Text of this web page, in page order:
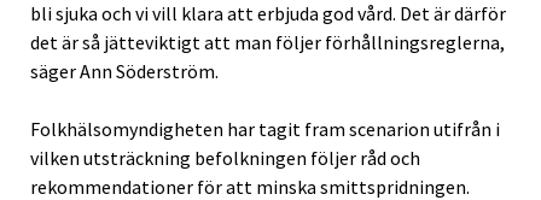
bli sjuka och vi vill klara att erbjuda god vård. Det är därför
det är så jätteviktigt att man följer förhållningsreglerna,
säger Ann Söderström.
Folkhälsomyndigheten har tagit fram scenarion utifrån i
vilken utsträckning befolkningen följer råd och
rekommendationer för att minska smittspridningen.